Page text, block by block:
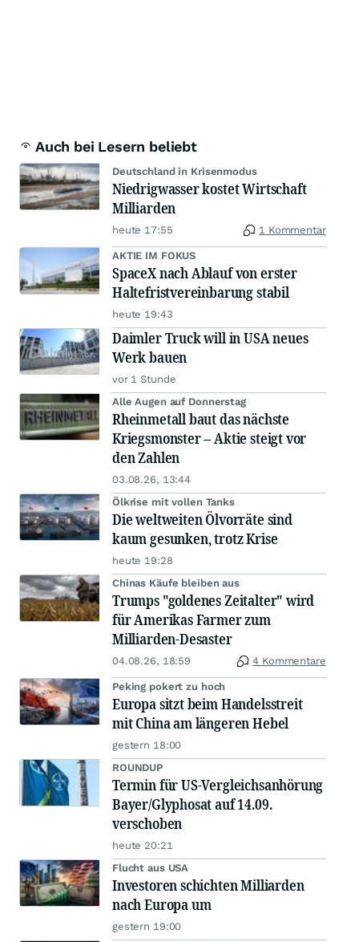
Auch bei Lesern beliebt
Deutschland in Krisenmodus
Niedrigwasser kostet Wirtschaft
Milliarden
heute 17:55 1 Kommentar
AKTIE IM FOKUS
SpaceX nach Ablauf von erster
Haltefristvereinbarung stabil
heute 19:43
Daimler Truck will in USA neues
Werk bauen
vor 1 Stunde
Alle Augen auf Donnerstag
Rheinmetall baut das nächste
Kriegsmonster – Aktie steigt vor
den Zahlen
03.08.26, 13:44
Ölkrise mit vollen Tanks
Die weltweiten Ölvorräte sind
kaum gesunken, trotz Krise
heute 19:28
Chinas Käufe bleiben aus
Trumps "goldenes Zeitalter" wird
für Amerikas Farmer zum
Milliarden-Desaster
04.08.26, 18:59 4 Kommentare
Peking pokert zu hoch
Europa sitzt beim Handelsstreit
mit China am längeren Hebel
gestern 18:00
ROUNDUP
Termin für US-Vergleichsanhörung
Bayer/Glyphosat auf 14.09.
verschoben
heute 20:21
Flucht aus USA
Investoren schichten Milliarden
nach Europa um
gestern 19:00